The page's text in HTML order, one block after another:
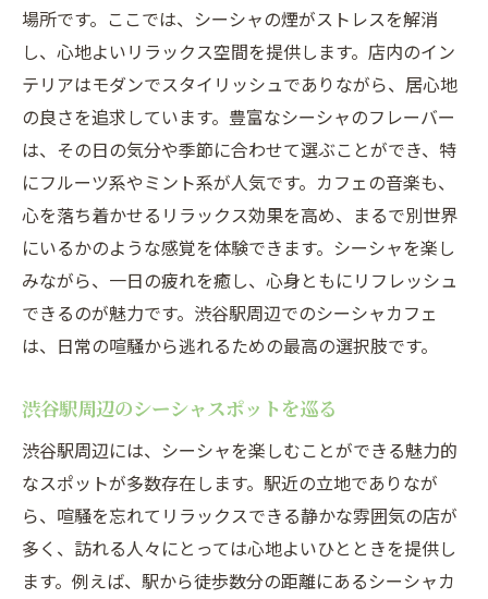
場所です。ここでは、シーシャの煙がストレスを解消
し、心地よいリラックス空間を提供します。店内のイン
テリアはモダンでスタイリッシュでありながら、居心地
の良さを追求しています。豊富なシーシャのフレーバー
は、その日の気分や季節に合わせて選ぶことができ、特
にフルーツ系やミント系が人気です。カフェの音楽も、
心を落ち着かせるリラックス効果を高め、まるで別世界
にいるかのような感覚を体験できます。シーシャを楽し
みながら、一日の疲れを癒し、心身ともにリフレッシュ
できるのが魅力です。渋谷駅周辺でのシーシャカフェ
は、日常の喧騒から逃れるための最高の選択肢です。
渋谷駅周辺のシーシャスポットを巡る
渋谷駅周辺には、シーシャを楽しむことができる魅力的
なスポットが多数存在します。駅近の立地でありなが
ら、喧騒を忘れてリラックスできる静かな雰囲気の店が
多く、訪れる人々にとっては心地よいひとときを提供し
ます。例えば、駅から徒歩数分の距離にあるシーシャカ